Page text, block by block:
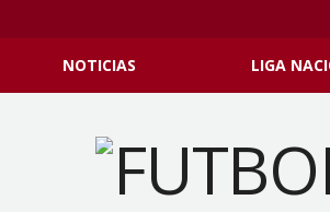
NOTICIAS LIGA